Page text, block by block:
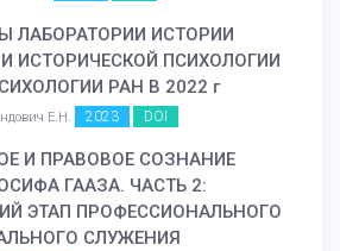
ЛАБОРАТОРИИ ИСТОРИИ
ИСТОРИЧЕСКОЙ ПСИХОЛОГИИ
РАН В 2022 г
Е.Н. 2023 DOI
И ПРАВОВОЕ СОЗНАНИЕ
ГААЗА. ЧАСТЬ 2:
ЭТАП ПРОФЕССИОНАЛЬНОГО
СЛУЖЕНИЯ